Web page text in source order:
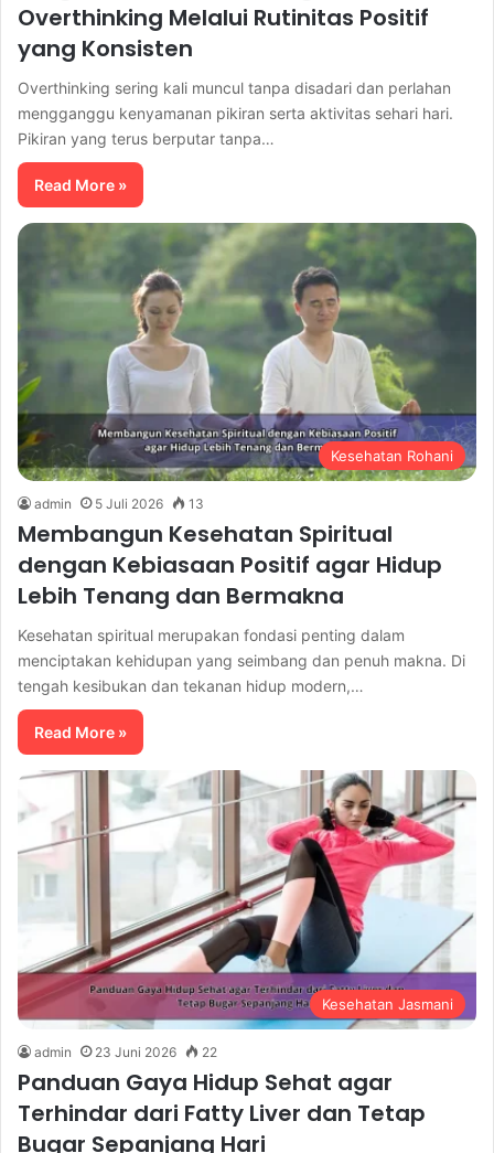
Overthinking Melalui Rutinitas Positif
yang Konsisten
Overthinking sering kali muncul tanpa disadari dan perlahan
mengganggu kenyamanan pikiran serta aktivitas sehari hari.
Pikiran yang terus berputar tanpa…
Read More »
Kesehatan Rohani
admin 5 Juli 2026 13
Membangun Kesehatan Spiritual
dengan Kebiasaan Positif agar Hidup
Lebih Tenang dan Bermakna
Kesehatan spiritual merupakan fondasi penting dalam
menciptakan kehidupan yang seimbang dan penuh makna. Di
tengah kesibukan dan tekanan hidup modern,…
Read More »
Kesehatan Jasmani
admin 23 Juni 2026 22
Panduan Gaya Hidup Sehat agar
Terhindar dari Fatty Liver dan Tetap
Bugar Sepanjang Hari